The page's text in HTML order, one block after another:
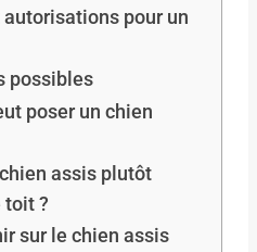
pour un
possibles
poser un chien
assis plutôt
toit ?
sur le chien assis